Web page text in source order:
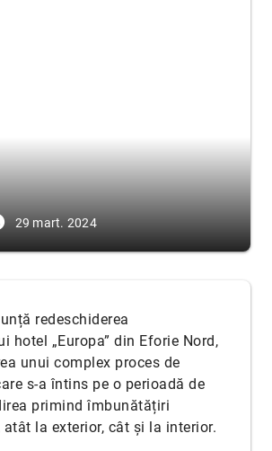
29 mart. 2024
redeschiderea
hotel „Europa” din Eforie Nord,
unui complex proces de
s-a întins pe o perioadă de
primind îmbunătățiri
la exterior, cât și la interior.